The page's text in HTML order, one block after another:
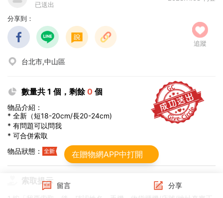
已送出
分享到：
追蹤
台北市,中山區
數量共 1 個，剩餘0 個
物品介紹：
* 全新（短18-20cm/長20-24cm)
* 有問題可以問我
* 可合併索取
物品狀態：
物品總價值：0~500元
索取提示 留言 分享
在贈物網APP中打開